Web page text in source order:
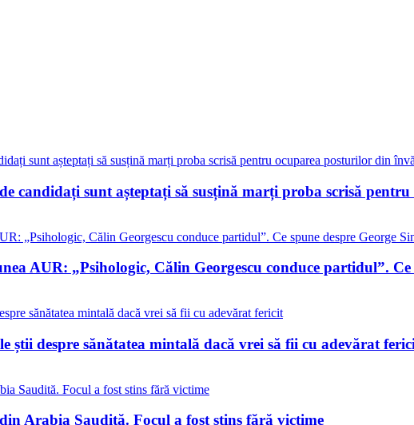
candidați sunt așteptați să susțină marți proba scrisă
AUR: „Psihologic, Călin Georgescu conduce partidul”.
știi despre sănătatea mintală dacă vrei să fii cu adevărat
Arabia Saudită. Focul a fost stins fără victime